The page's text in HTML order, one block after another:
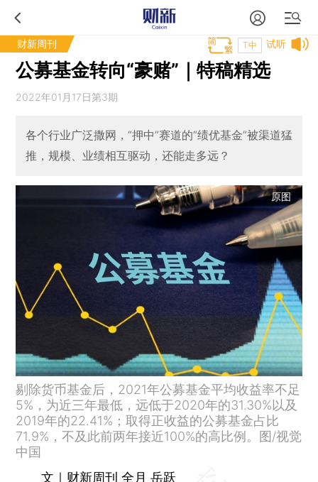
财新周刊 试听
T中
公募基金转向“豪赌”｜特稿精选
2022年01月17日第3期
各个行业广泛撒网，“押中”赛道的“绩优基金”被渠道猛
推，规模、业绩相互驱动，还能走多远？
原图
剔除货币基金后，2021年公募基金平均收益率不足
5%，为近三年最低，远低于2020年的31.30%以及
2019年的22.41%；取得正收益的公募基金占比
71.9%，不及此前两年接近100%的高比例。图/视觉
中国
文｜财新周刊 全月 岳跃